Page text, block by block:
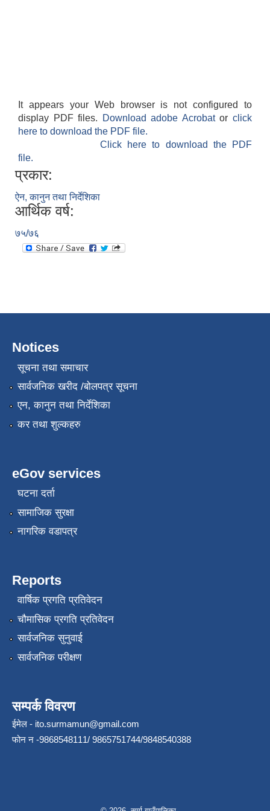
It appears your Web browser is not configured to
display PDF files.
Download adobe Acrobatorclick
here to download the PDF file.
Click here to download the PDF
file.
प्रकार:
ऐन, कानुन तथा निर्देशिका
आर्थिक वर्ष:
७५/७६
Notices
सूचना तथा समाचार
सार्वजनिक खरीद /बोलपत्र सूचना
एन, कानुन तथा निर्देशिका
कर तथा शुल्कहरु
eGov services
घटना दर्ता
सामाजिक सुरक्षा
नागरिक वडापत्र
Reports
वार्षिक प्रगति प्रतिवेदन
चौमासिक प्रगति प्रतिवेदन
सार्वजनिक सुनुवाई
सार्वजनिक परीक्षण
सम्पर्क विवरण
ईमेल - ito.surmamun@gmail.com
फोन न -9868548111/ 9865751744/9848540388